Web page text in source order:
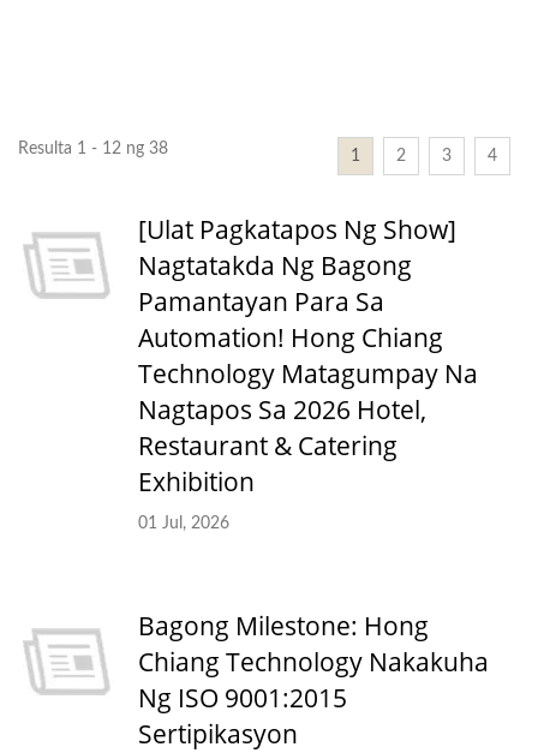
Resulta 1 - 12 ng 38 1 2 3 4
[Ulat Pagkatapos Ng Show]
Nagtatakda Ng Bagong
Pamantayan Para Sa
Automation! Hong Chiang
Technology Matagumpay Na
Nagtapos Sa 2026 Hotel,
Restaurant & Catering
Exhibition
01 Jul, 2026
Bagong Milestone: Hong
Chiang Technology Nakakuha
Ng ISO 9001:2015
Sertipikasyon